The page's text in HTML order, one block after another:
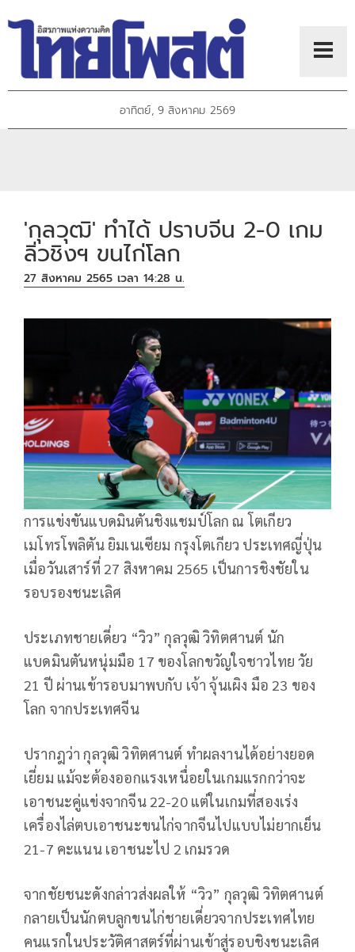
อาทิตย์, 9 สิงหาคม 2569
'กุลวุฒิ' ทำได้ ปราบจีน 2-0 เกม
ลิ่วชิงฯ ขนไก่โลก
27 สิงหาคม 2565 เวลา 14:28 น.
การแข่งขันแบดมินตันชิงแชมป์โลก ณ โตเกียว
เมโทรโพลิตัน ยิมเนเซียม กรุงโตเกียว ประเทศญี่ปุ่น
เมื่อวันเสาร์ที่ 27 สิงหาคม 2565 เป็นการชิงชัยใน
รอบรองชนะเลิศ
ประเภทชายเดี่ยว “วิว” กุลวุฒิ วิทิตศานต์ นัก
แบดมินตันหนุ่มมือ 17 ของโลกขวัญใจชาวไทย วัย
21 ปี ผ่านเข้ารอบมาพบกับ เจ้า จุ้นเผิง มือ 23 ของ
โลก จากประเทศจีน
ปรากฎว่า กุลวุฒิ วิทิตศานต์ ทำผลงานได้อย่างยอด
เยี่ยม แม้จะต้องออกแรงเหนื่อยในเกมแรกกว่าจะ
เอาชนะคู่แข่งจากจีน 22-20 แต่ในเกมที่สองเร่ง
เครื่องไล่ตบเอาชนะขนไก่จากจีนไปแบบไม่ยากเย็น
21-7 คะแนน เอาชนะไป 2 เกมรวด
จากชัยชนะดังกล่าวส่งผลให้ “วิว” กุลวุฒิ วิทิตศานต์
กลายเป็นนักตบลูกขนไก่ชายเดี่ยวจากประเทศไทย
คนแรกในประวัติศาสตร์ที่ผ่านเข้าสู่รอบชิงชนะเลิศ